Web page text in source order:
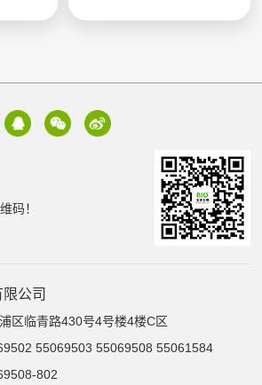
码！
限公司
浦区临青路430号4号楼4楼C区
55069503 55069508 55061584
802